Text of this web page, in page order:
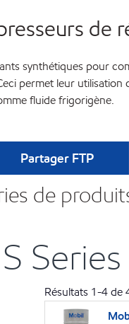
de
synthétiques pour
permet leur utilisation
fluide frigorigène.
Partager FTP
de
Résultats 1-4de